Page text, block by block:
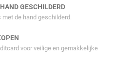
GESCHILDERD
de hand geschilderd.
voor veilige en gemakkelijke